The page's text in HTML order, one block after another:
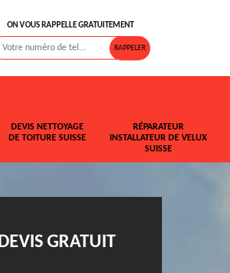
ON VOUS RAPPELLE GRATUITEMENT
DEVIS NETTOYAGE
DE TOITURE SUISSE
RÉPARATEUR
INSTALLATEUR DE VELUX
SUISSE
DEVIS GRATUIT